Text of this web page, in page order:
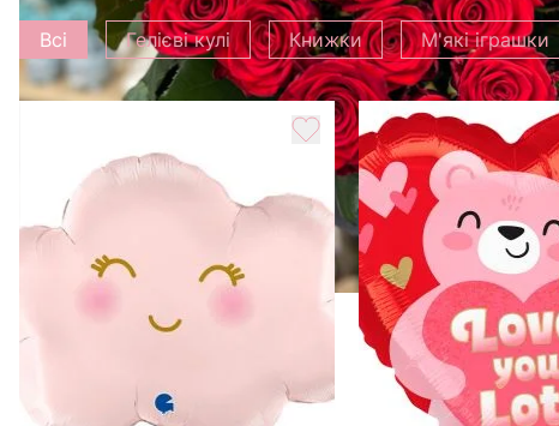
Всі Гелієві кулі Книжки М'які іграшки